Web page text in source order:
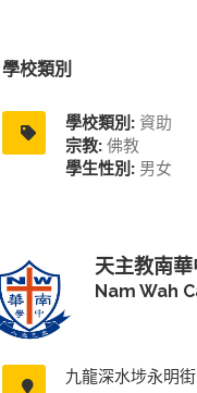
學校類別
學校類別: 資助
宗教: 佛教
學生性別: 男女
天主教南
Nam Wah
九龍深水埗永明